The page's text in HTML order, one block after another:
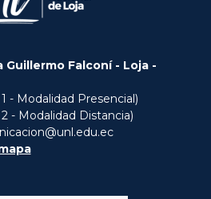
Guillermo Falconí - Loja -
- Modalidad Presencial)
- Modalidad Distancia)